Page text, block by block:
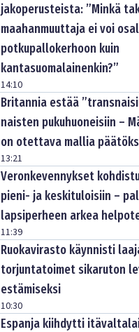
jakoperusteista: ”Minkä
maahanmuuttaja ei voi
potkupallokerhoon kuin
kantasuomalainenkin?”
14:10
Britannia estää
naisten pukuhuoneisiin –
on otettava mallia
13:21
Veronkevennykset
pieni- ja keskituloisiin –
lapsiperheen arkea
11:39
Ruokavirasto käynnisti
torjuntatoimet sikaruton
estämiseksi
10:30
Espanja kiihdytti